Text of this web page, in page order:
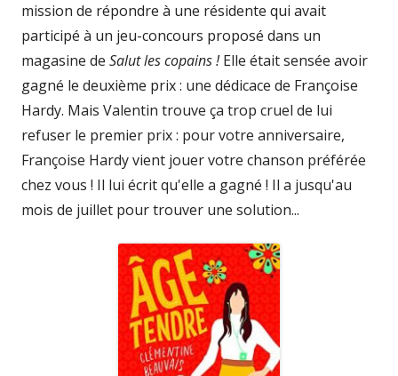
mission de répondre à une résidente qui avait
participé à un jeu-concours proposé dans un
magasine de Salut les copains !Elle était sensée avoir
gagné le deuxième prix : une dédicace de Françoise
Hardy. Mais Valentin trouve ça trop cruel de lui
refuser le premier prix : pour votre anniversaire,
Françoise Hardy vient jouer votre chanson préférée
chez vous ! Il lui écrit qu'elle a gagné ! Il a jusqu'au
mois de juillet pour trouver une solution...